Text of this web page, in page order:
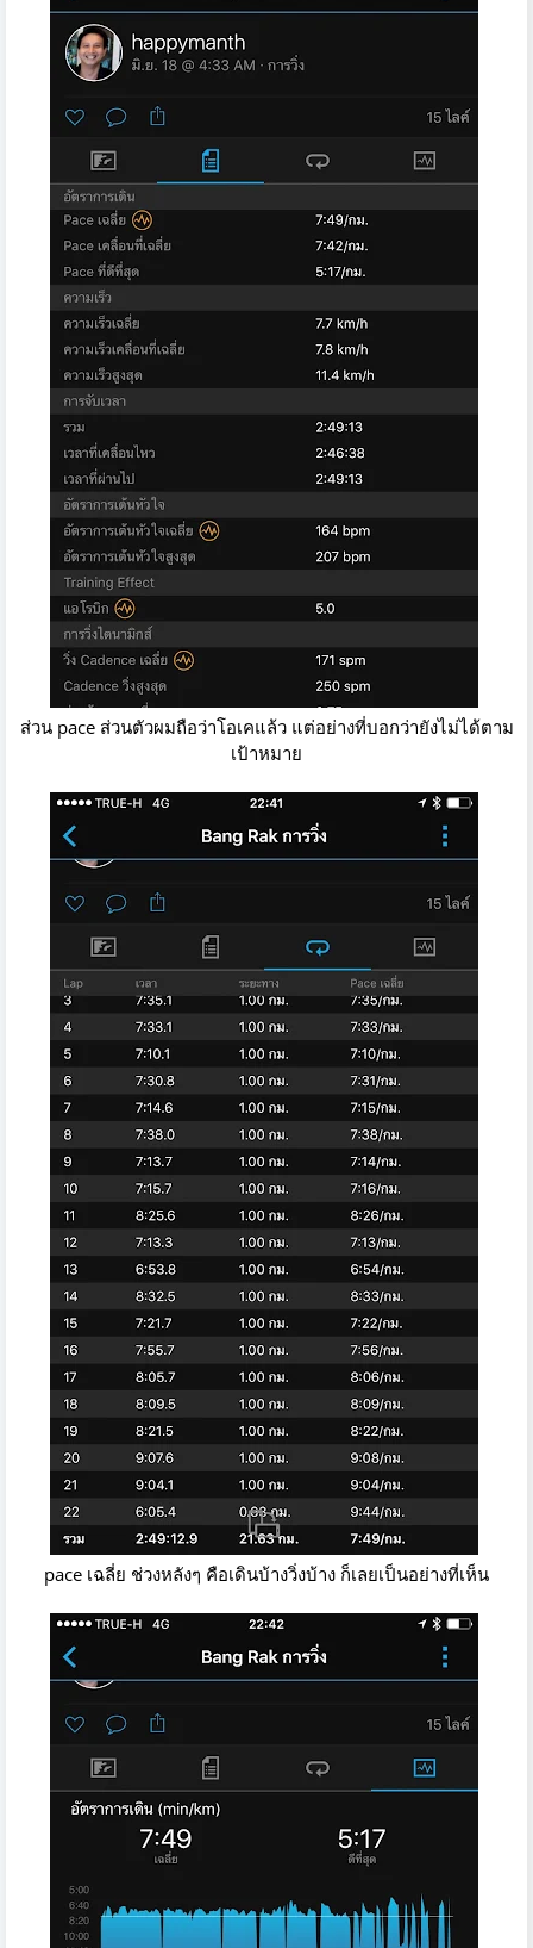
ส่วน pace ส่วนตัวผมถือว่าโอเคแล้ว แต่อย่างที่บอกว่ายังไม่ได้ตาม
เป้าหมาย
pace เฉลี่ย ช่วงหลังๆ คือเดินบ้างวิ่งบ้าง ก็เลยเป็นอย่างที่เห็น